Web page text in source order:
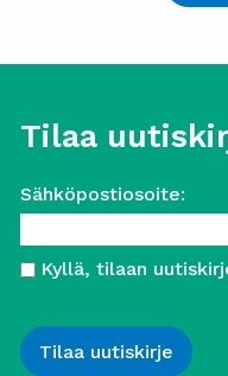
Tilaa
Sähköpostiosoite:
Kyllä, tilaan